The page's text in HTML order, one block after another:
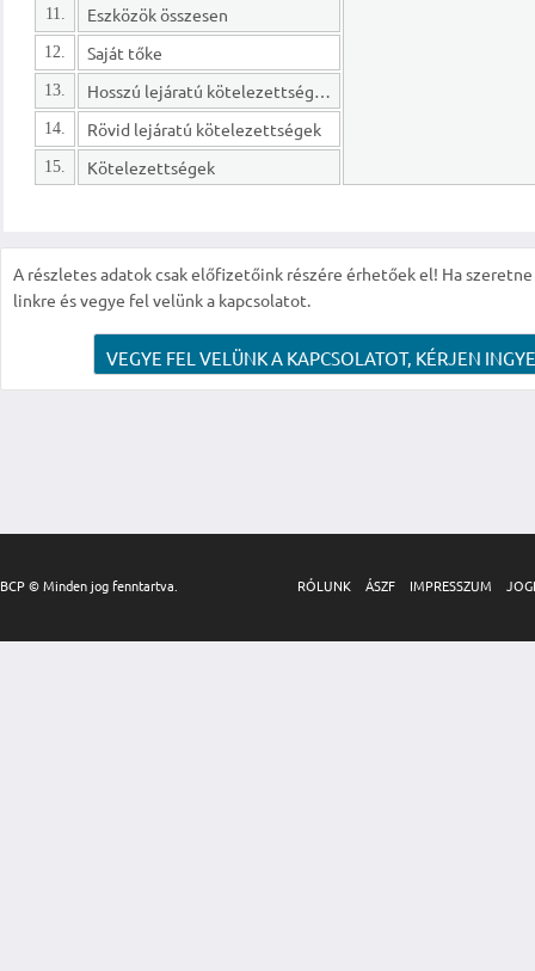
11. Eszközök összesen
12. Saját tőke
13. Hosszú lejáratú kötelezettségek
14. Rövid lejáratú kötelezettségek
15. Kötelezettségek
A részletes adatok csak előfizetőink részére érhetőek el! Ha
linkre és vegye fel velünk a kapcsolatot.
VEGYE FEL VELÜNK A KAPCSOLATOT, KÉRJEN
BCP © Minden jog fenntartva. RÓLUNK ÁSZF IMPRESSZUM